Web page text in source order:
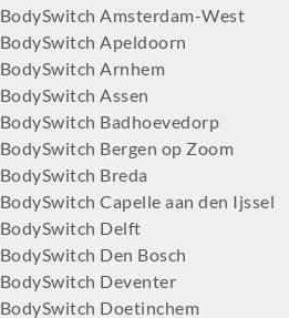
BodySwitch Amsterdam-West
BodySwitch Apeldoorn
BodySwitch Arnhem
BodySwitch Assen
BodySwitch Badhoevedorp
BodySwitch Bergen op Zoom
BodySwitch Breda
BodySwitch Capelle aan den Ijssel
BodySwitch Delft
BodySwitch Den Bosch
BodySwitch Deventer
BodySwitch Doetinchem